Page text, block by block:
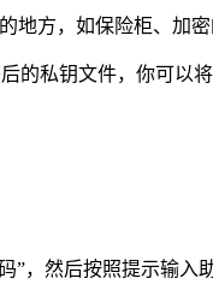
地方，如保险柜、加密
的私钥文件，你可
，然后按照提示输入